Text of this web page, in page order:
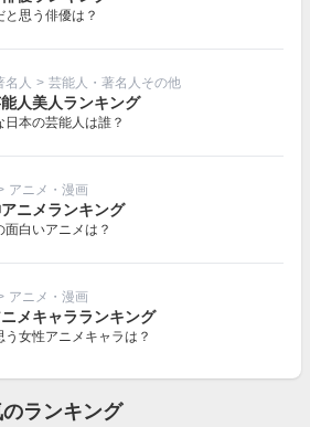
と思う俳優は？
名人 > 芸能人・著名人その他
人美人ランキング
日本の芸能人は誰？
アニメ・漫画
ニメランキング
面白いアニメは？
アニメ・漫画
メキャラランキング
う女性アニメキャラは？
のランキング